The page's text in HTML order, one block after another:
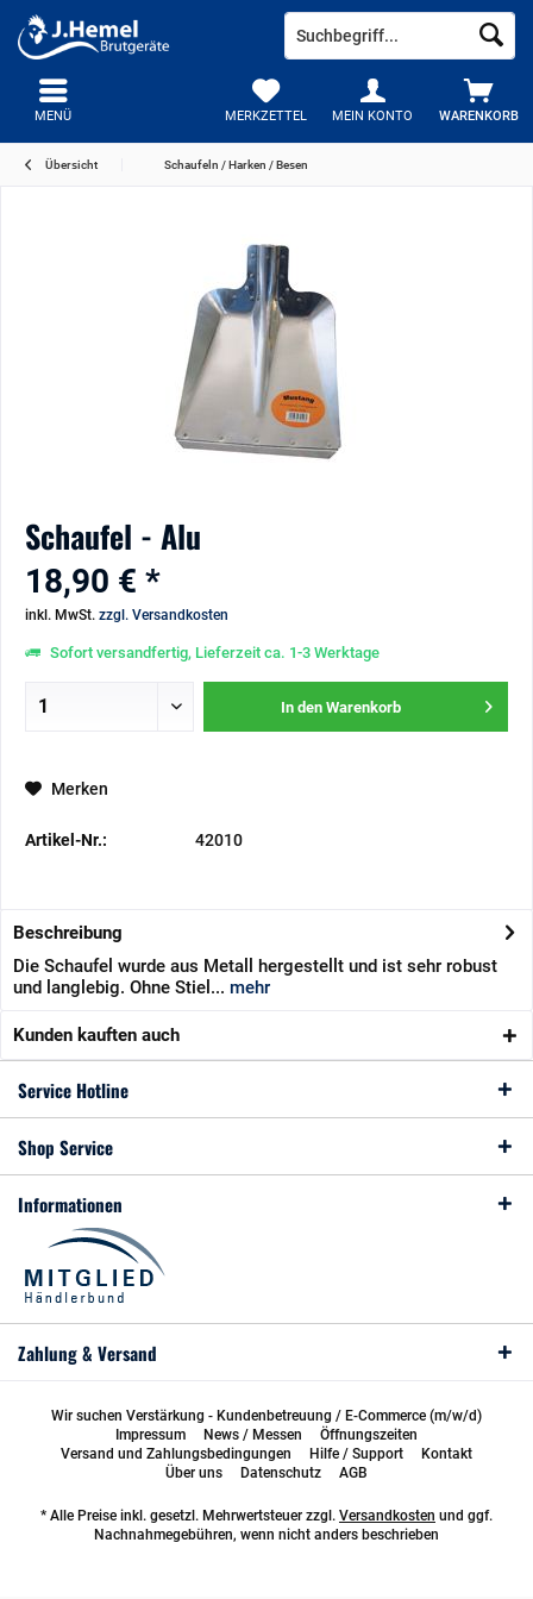
WARENKORB
MERKZETTEL MEIN KONTO
MENÜ
Übersicht Schaufeln / Harken / Besen
Schaufel - Alu
18,90 € *
inkl. MwSt. zzgl. Versandkosten
Sofort versandfertig, Lieferzeit ca. 1-3 Werktage
In den Warenkorb
Merken
Artikel-Nr.: 42010
Beschreibung
Die Schaufel wurde aus Metall hergestellt und ist sehr robust
und langlebig. Ohne Stiel... mehr
Kunden kauften auch
Service Hotline
Shop Service
Informationen
Zahlung & Versand
Wir suchen Verstärkung - Kundenbetreuung / E-Commerce (m/w/d)
Impressum
News / Messen
Öffnungszeiten
Versand und Zahlungsbedingungen
Hilfe / Support
Kontakt
Über uns
Datenschutz AGB
* Alle Preise inkl. gesetzl. Mehrwertsteuer zzgl. Versandkosten und ggf.
Nachnahmegebühren, wenn nicht anders beschrieben